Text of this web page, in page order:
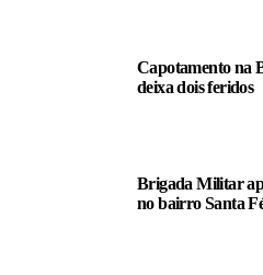
Capotamento na
deixa dois feridos
Brigada Militar
no bairro Santa